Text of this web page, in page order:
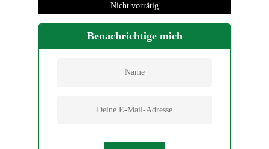
Nicht vorrätig
Benachrichtige mich